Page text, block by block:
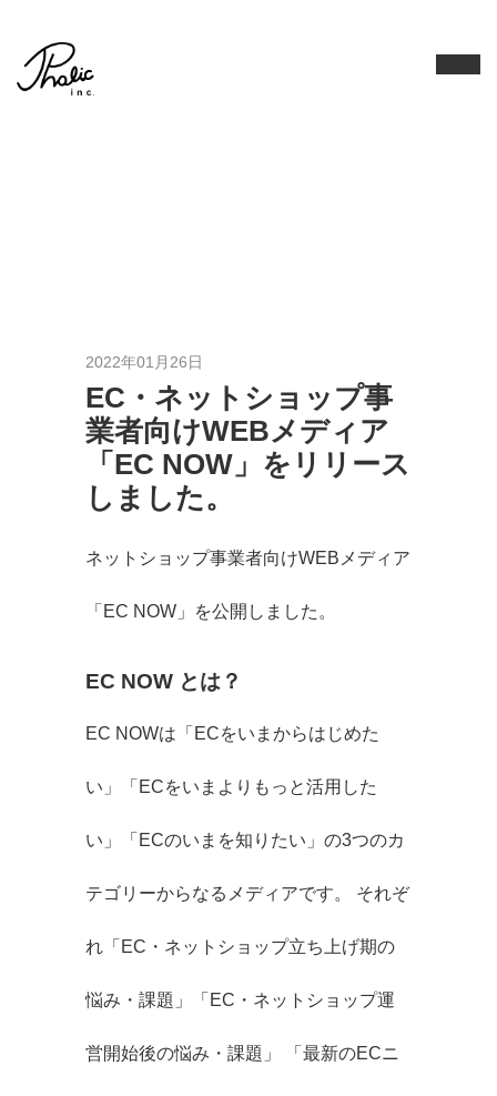
2022年01月26日
EC・ネットショップ事
業者向けWEBメディア
「EC NOW」をリリース
しました。
ネットショップ事業者向けWEBメディア
「EC NOW」を公開しました。
EC NOW とは？
EC NOWは「ECをいまからはじめた
い」「ECをいまよりもっと活用した
い」「ECのいまを知りたい」の3つのカ
テゴリーからなるメディアです。 それぞ
れ「EC・ネットショップ立ち上げ期の
悩み・課題」「EC・ネットショップ運
営開始後の悩み・課題」 「最新のECニ